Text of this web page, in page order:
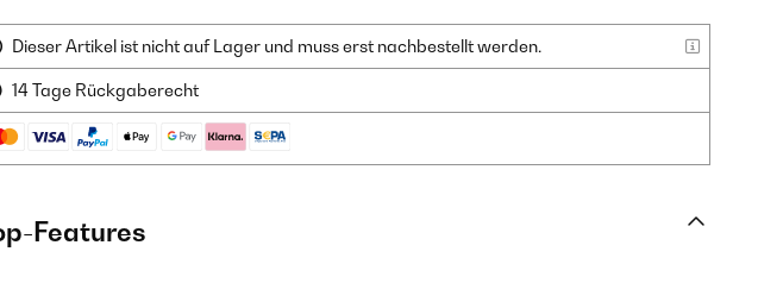
Dieser Artikel ist nicht auf Lager und muss erst nachbestellt werden.
14 Tage Rückgaberecht
Features